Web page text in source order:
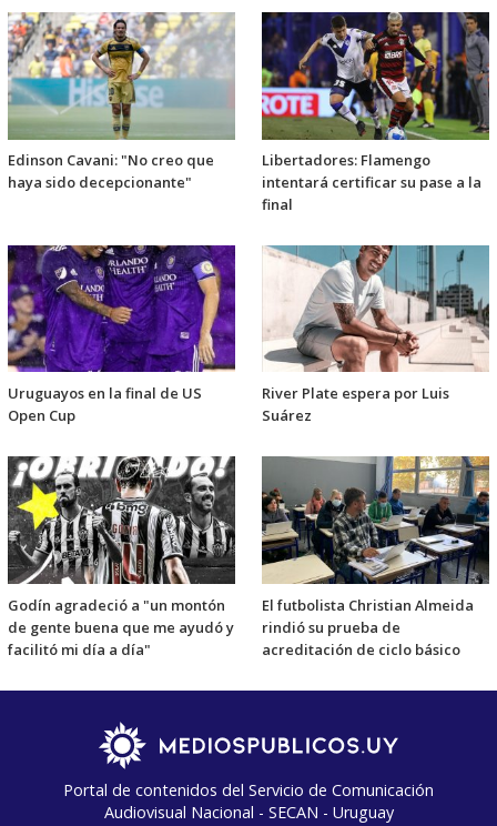
Edinson Cavani: "No creo que
haya sido decepcionante"
Libertadores: Flamengo
intentará certificar su pase a la
final
Uruguayos en la final de US
Open Cup
River Plate espera por Luis
Suárez
Godín agradeció a "un montón
de gente buena que me ayudó y
facilitó mi día a día"
El futbolista Christian Almeida
rindió su prueba de
acreditación de ciclo básico
Portal de contenidos del Servicio de Comunicación
Audiovisual Nacional - SECAN - Uruguay